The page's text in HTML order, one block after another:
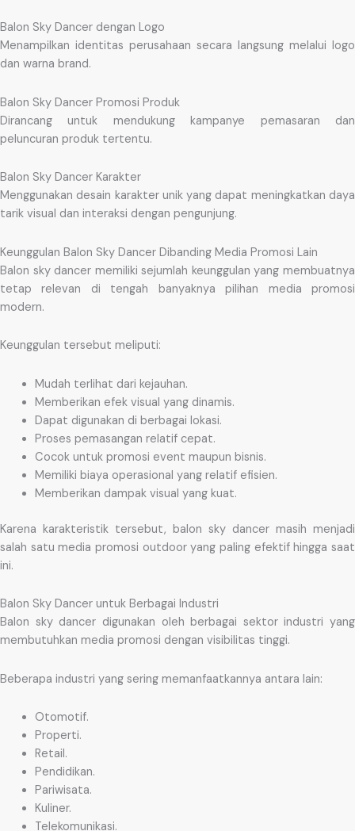
Balon Sky Dancer dengan Logo
Menampilkan identitas perusahaan secara langsung melalui logo
dan warna brand.
Balon Sky Dancer Promosi Produk
Dirancang untuk mendukung kampanye pemasaran dan
peluncuran produk tertentu.
Balon Sky Dancer Karakter
Menggunakan desain karakter unik yang dapat meningkatkan daya
tarik visual dan interaksi dengan pengunjung.
Keunggulan Balon Sky Dancer Dibanding Media Promosi Lain
Balon sky dancer memiliki sejumlah keunggulan yang membuatnya
tetap relevan di tengah banyaknya pilihan media promosi
modern.
Keunggulan tersebut meliputi:
Mudah terlihat dari kejauhan.
Memberikan efek visual yang dinamis.
Dapat digunakan di berbagai lokasi.
Proses pemasangan relatif cepat.
Cocok untuk promosi event maupun bisnis.
Memiliki biaya operasional yang relatif efisien.
Memberikan dampak visual yang kuat.
Karena karakteristik tersebut, balon sky dancer masih menjadi
salah satu media promosi outdoor yang paling efektif hingga saat
ini.
Balon Sky Dancer untuk Berbagai Industri
Balon sky dancer digunakan oleh berbagai sektor industri yang
membutuhkan media promosi dengan visibilitas tinggi.
Beberapa industri yang sering memanfaatkannya antara lain:
Otomotif.
Properti.
Retail.
Pendidikan.
Pariwisata.
Kuliner.
Telekomunikasi.